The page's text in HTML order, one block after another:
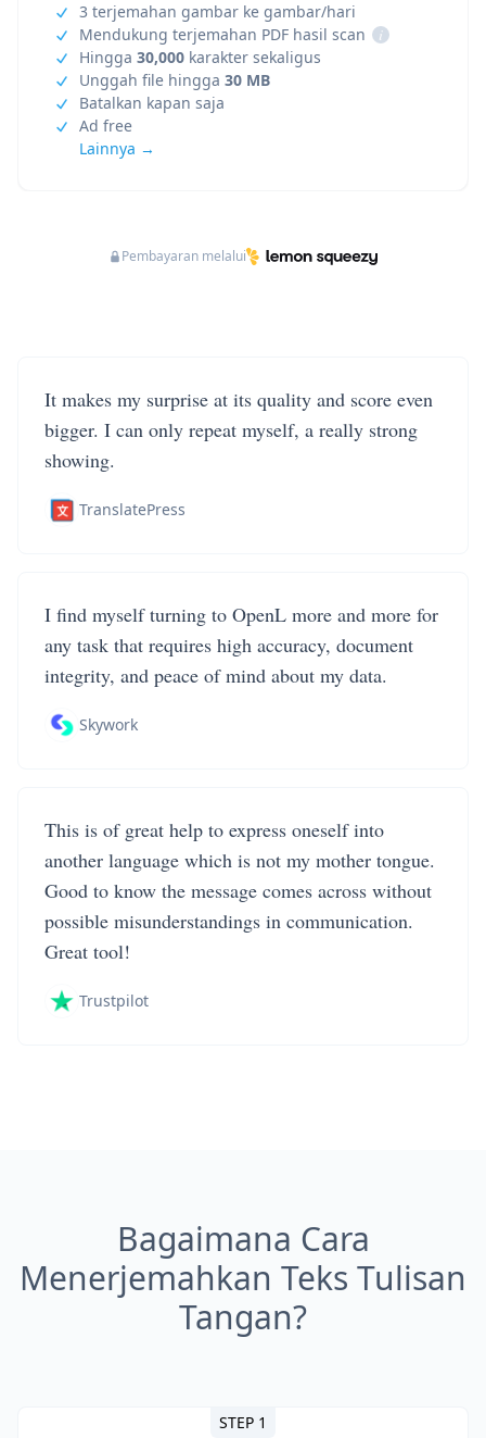
3 terjemahan gambar ke gambar/hari
Mendukung terjemahan PDF hasil scan
i
Hingga 30,000 karakter sekaligus
Unggah file hingga 30 MB
Batalkan kapan saja
Ad free
Lainnya →
Pembayaran melalui
It makes my surprise at its quality and score even
bigger. I can only repeat myself, a really strong
showing.
TranslatePress
I find myself turning to OpenL more and more for
any task that requires high accuracy, document
integrity, and peace of mind about my data.
Skywork
This is of great help to express oneself into
another language which is not my mother tongue.
Good to know the message comes across without
possible misunderstandings in communication.
Great tool!
Trustpilot
Bagaimana Cara
Menerjemahkan Teks Tulisan
Tangan?
STEP 1